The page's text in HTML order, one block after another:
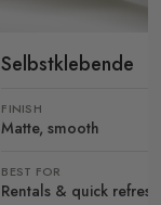
Selbstklebende
FINISH
Matte, smooth
BEST FOR
Rentals & quick